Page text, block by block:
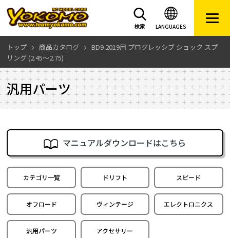
LANGUAGES
検索
トップ 商品カタログ
BD9 2019用 プログレッシブ ショック スプ
リング (2.45～2.75)
汎用パーツ
マニュアルダウンロードはこちら
カテゴリ一覧 ドリフト スピード
オフロード ヴィンテージ エレクトロニクス
汎用パーツ アクセサリー